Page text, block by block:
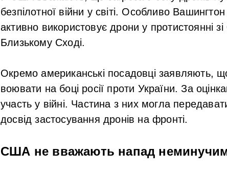
безпілотної війни у світі. Особливо
активно використовує дрони у протистоянні
Близькому Сході.
Окремо американські посадовці заявляють,
воювати на боці росії проти України. За
участь у війні. Частина з них могла
досвід застосування дронів на фронті.
США не вважають напад